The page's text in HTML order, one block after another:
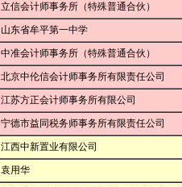
立信会计师事务所（特殊普通合伙）
山东省牟平第一中学
中准会计师事务所（特殊普通合伙）
北京中伦信会计师事务所有限责任公司
江苏方正会计师事务所有限公司
宁德市益同税务师事务所有限责任公司
江西中新置业有限公司
袁用华